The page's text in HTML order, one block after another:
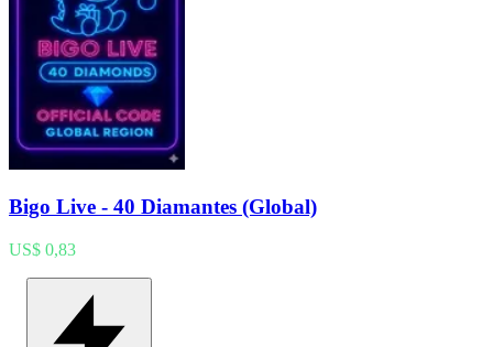
Bigo Live - 40 Diamantes (Global)
US$ 0,83